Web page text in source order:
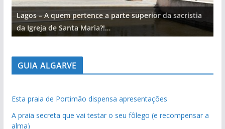
Lagos – A quem pertence a parte superior da sacristia
da Igreja de Santa Maria?!…
GUIA ALGARVE
Esta praia de Portimão dispensa apresentações
A praia secreta que vai testar o seu fôlego (e recompensar a
alma)